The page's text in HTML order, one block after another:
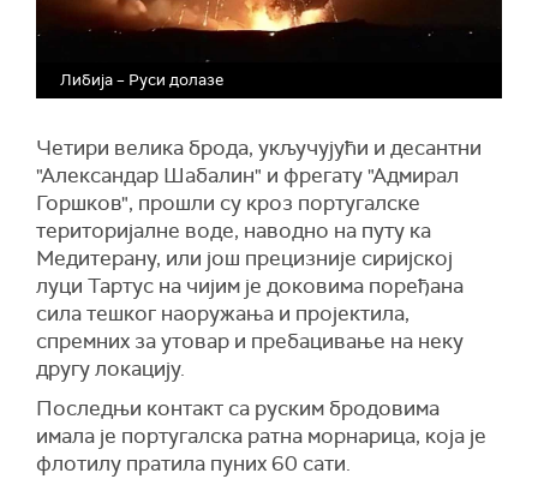
Либија – Руси долазе
Четири велика брода, укључујући и десантни
"Александар Шабалин" и фрегату "Адмирал
Горшков", прошли су кроз португалске
територијалне воде, наводно на путу ка
Медитерану, или још прецизније сиријској
луци Тартус на чијим је доковима поређана
сила тешког наоружања и пројектила,
спремних за утовар и пребацивање на неку
другу локацију.
Последњи контакт са руским бродовима
имала је португалска ратна морнарица, која је
флотилу пратила пуних 60 сати.